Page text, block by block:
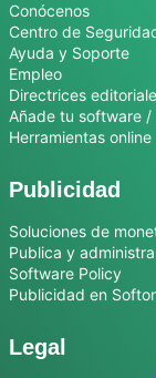
Conócenos
Centro de
Ayuda y Soporte
Empleo
Directrices
Añade tu software /
Herramientas online
Publicidad
Soluciones de
Publica y
Software Policy
Publicidad en
Legal